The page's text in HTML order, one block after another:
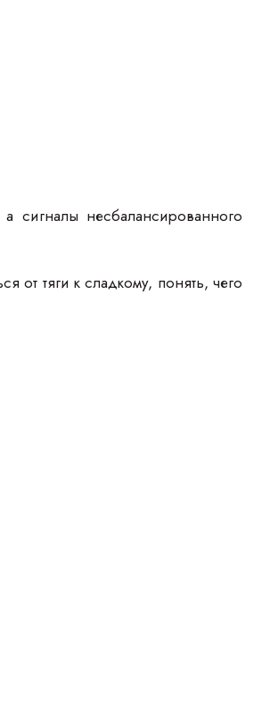
сигналы несбалансированного
от тяги к сладкому, понять, чего